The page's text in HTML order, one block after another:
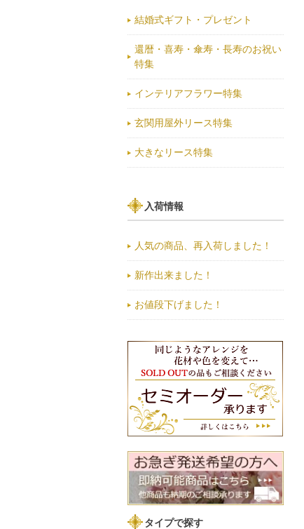
結婚式ギフト・プレゼント
還暦・喜寿・傘寿・長寿のお祝い
特集
インテリアフラワー特集
玄関用屋外リース特集
大きなリース特集
入荷情報
人気の商品、再入荷しました！
新作出来ました！
お値段下げました！
タイプで探す